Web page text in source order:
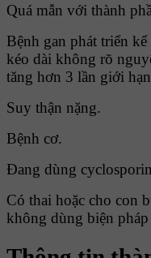
Quá mẫn với thành
Bệnh gan phát triển kể
kéo dài không rõ
tăng hơn 3 lần giới
Suy thận nặng.
Bệnh cơ.
Đang dùng
Có thai hoặc cho con
không dùng biện